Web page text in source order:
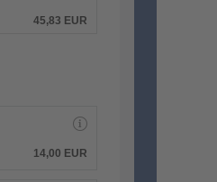
45,83 EUR
14,00 EUR